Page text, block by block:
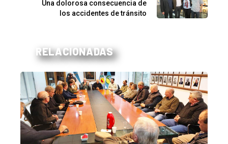
Una dolorosa consecuencia de
los accidentes de tránsito
RELACIONADAS